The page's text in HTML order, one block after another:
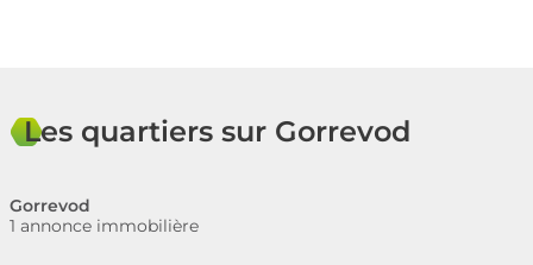
Les quartiers sur Gorrevod
Gorrevod
1 annonce immobilière